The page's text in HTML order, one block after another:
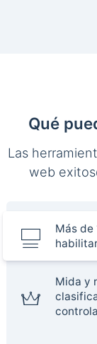
Qué
Las
web
Más de
Mida y